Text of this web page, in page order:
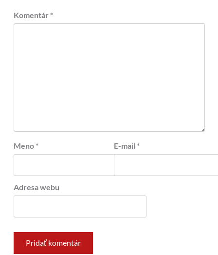
Komentár *
Meno * E-mail *
Adresa webu